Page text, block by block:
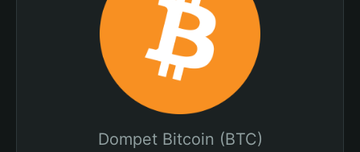
Dompet Bitcoin (BTC)